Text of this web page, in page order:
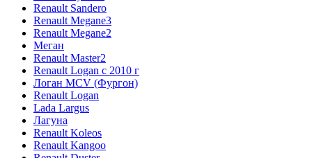
Renault Sandero
Renault Megane3
Renault Megane2
Меган
Renault Master2
Renault Logan c 2010 г
Логан МСV (Фургон)
Renault Logan
Lada Largus
Лагуна
Renault Koleos
Renault Kangoo